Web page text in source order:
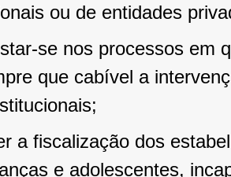
ou de entidades
se nos processos em
que cabível a
a fiscalização dos
e adolescentes,